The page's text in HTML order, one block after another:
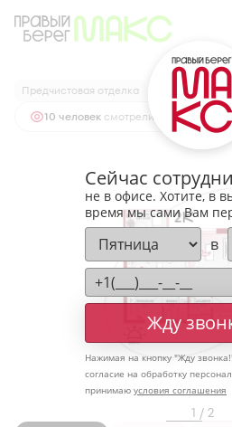
2-комнатная66.42 м2
Ипотекаот 27 155 руб.
Предчистовая отделка
10 человек смотрели эту квартиру
1 / 2
Сейчас
не в офисе. Хотите, в
время мы сами Вам
в
Жду
Нажимая на кнопку "Жду звонка!
согласие на обработку
принимаю условия соглашения